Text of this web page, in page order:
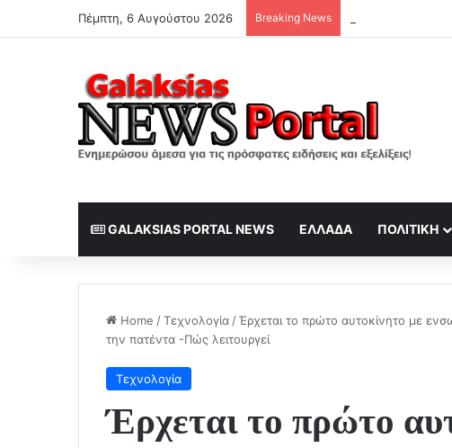
Πέμπτη, 6 Αυγούστου 2026 Breaking News
GALAKSIAS PORTAL NEWS ΕΛΛΆΔΑ ΠΟΛΙΤΙΚΉ
Home /Τεχνολογία /Έρχεται το πρώτο αυτοκίνητο με
την πατέντα -Πώς λειτουργεί
Τεχνολογία
Έρχεται το πρώτο